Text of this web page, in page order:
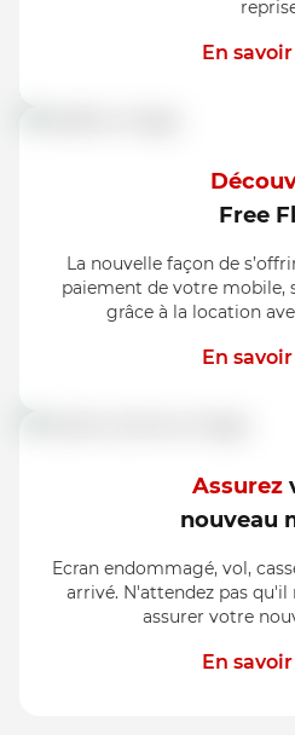
En
Free
La nouvelle façon de
paiement de votre mobile,
grâce à la location
En
Assurez
nouveau
Ecran endommagé, vol,
arrivé. N'attendez pas
assurer votre
En